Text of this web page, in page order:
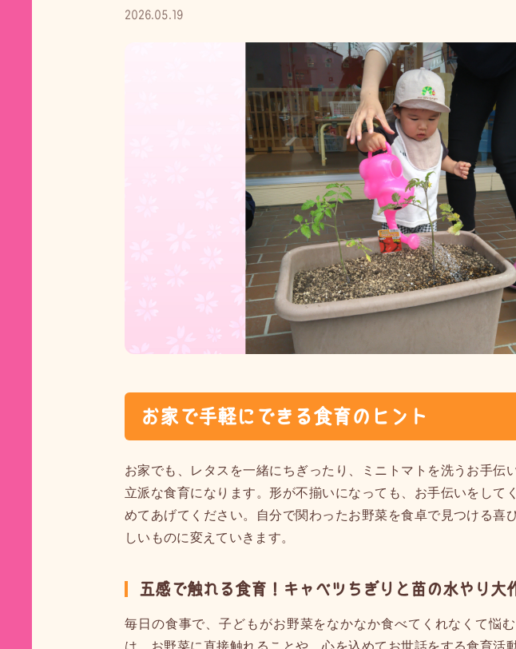
2026.05.19
お家で手軽にできる食育のヒント
お家でも、レタスを一緒にちぎったり、ミニトマトを洗うお手伝
立派な食育になります。形が不揃いになっても、お手伝いをして
めてあげてください。自分で関わったお野菜を食卓で見つける喜
しいものに変えていきます。
五感で触れる食育！キャベツちぎりと苗の水やり大
毎日の食事で、子どもがお野菜をなかなか食べてくれなくて悩
は、お野菜に直接触れることや、心を込めてお世話をする食育活